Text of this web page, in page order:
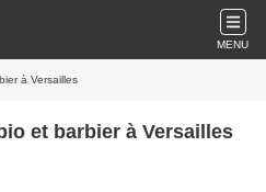
MENU
à Versailles
et barbier à Versailles